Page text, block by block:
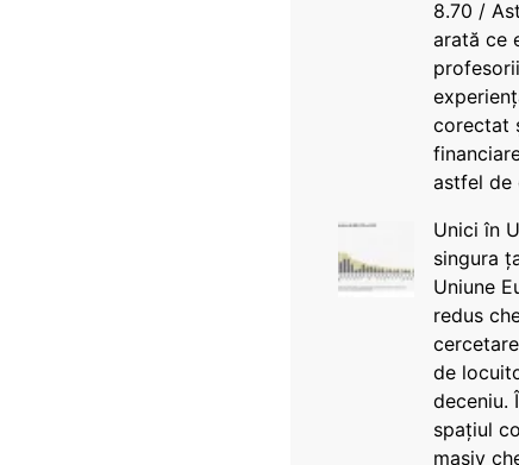
8.70 /
arată ce
corectat
astfel de
Unici în
singura
Uniune
redus
de
deceniu.
spațiul
masiv